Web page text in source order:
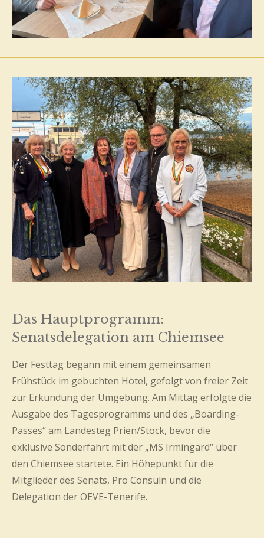
Das Hauptprogramm:
Senatsdelegation am Chiemsee
Der Festtag begann mit einem gemeinsamen
Frühstück im gebuchten Hotel, gefolgt von freier Zeit
zur Erkundung der Umgebung. Am Mittag erfolgte die
Ausgabe des Tagesprogramms und des „Boarding-
Passes“ am Landesteg Prien/Stock, bevor die
exklusive Sonderfahrt mit der „MS Irmingard“ über
den Chiemsee startete. Ein Höhepunkt für die
Mitglieder des Senats, Pro Consuln und die
Delegation der OEVE-Tenerife.